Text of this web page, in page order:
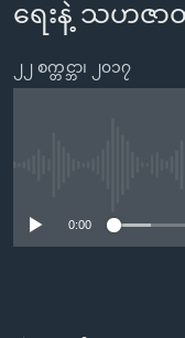
ကျော်
ကြည့်
အစ္စရေး-ပါလက်စတိုင်း
အင်္ဂလိပ်စာလေ့လာမယ်
အမေရိကန်သုံးအီဒီယံ
အပတ်စဉ်ကဏ္ဍများ
ရေးနဲ့ သဟဇာတ
၂၂ စက္တင္ဘာ၊ ၂၀၁၇
0:00